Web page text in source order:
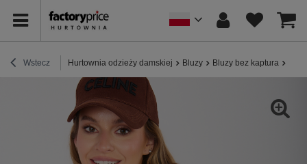
Wstecz Hurtownia odzieży damskiej Bluzy Bluzy bez kaptura